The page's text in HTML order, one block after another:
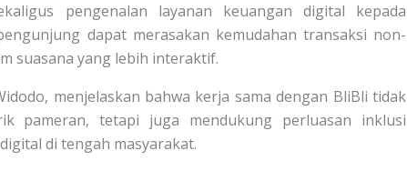
pengenalan layanan keuangan digital kepada
dapat merasakan kemudahan transaksi non-
suasana yang lebih interaktif.
menjelaskan bahwa kerja sama dengan BliBli tidak
pameran, tetapi juga mendukung perluasan inklusi
di tengah masyarakat.